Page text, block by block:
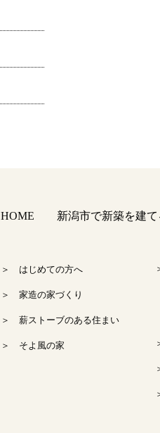
HOME 新潟市で新築を建て
＞ はじめての方へ
＞ 家造の家づくり
＞ 薪ストーブのある住まい
＞ そよ風の家